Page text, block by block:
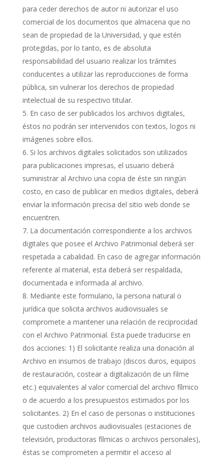
para ceder derechos de autor ni autorizar el uso
comercial de los documentos que almacena que no
sean de propiedad de la Universidad, y que estén
protegidas, por lo tanto, es de absoluta
responsabilidad del usuario realizar los trámites
conducentes a utilizar las reproducciones de forma
pública, sin vulnerar los derechos de propiedad
intelectual de su respectivo titular.
En caso de ser publicados los archivos digitales,
éstos no podrán ser intervenidos con textos, logos ni
imágenes sobre ellos.
Si los archivos digitales solicitados son utilizados
para publicaciones impresas, el usuario deberá
suministrar al Archivo una copia de éste sin ningún
costo, en caso de publicar en medios digitales, deberá
enviar la información precisa del sitio web donde se
encuentren.
La documentación correspondiente a los archivos
digitales que posee el Archivo Patrimonial deberá ser
respetada a cabalidad. En caso de agregar información
referente al material, esta deberá ser respaldada,
documentada e informada al archivo.
Mediante este formulario, la persona natural o
jurídica que solicita archivos audiovisuales se
compromete a mantener una relación de reciprocidad
con el Archivo Patrimonial. Esta puede traducirse en
dos acciones: 1) El solicitante realiza una donación al
Archivo en insumos de trabajo (discos duros, equipos
de restauración, costear a digitalización de un filme
etc.) equivalentes al valor comercial del archivo fílmico
o de acuerdo a los presupuestos estimados por los
solicitantes. 2) En el caso de personas o instituciones
que custodien archivos audiovisuales (estaciones de
televisión, productoras fílmicas o archivos personales),
éstas se comprometen a permitir el acceso al